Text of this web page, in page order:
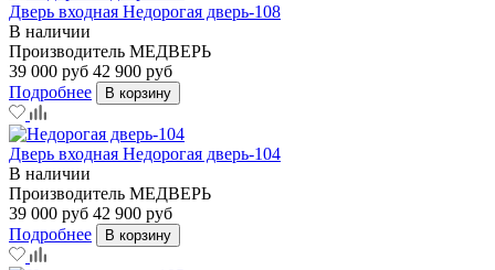
Дверь входная Недорогая дверь-108
В наличии
Производитель МЕДВЕРЬ
39 000 руб 42 900 руб
Подробнее
В корзину
Дверь входная Недорогая дверь-104
В наличии
Производитель МЕДВЕРЬ
39 000 руб 42 900 руб
Подробнее
В корзину